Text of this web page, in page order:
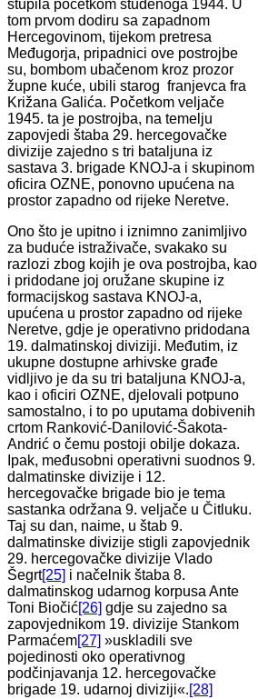
stupila početkom studenoga 1944. U
tom prvom dodiru sa zapadnom
Hercegovinom, tijekom pretresa
Međugorja, pripadnici ove postrojbe
su, bombom ubačenom kroz prozor
župne kuće, ubili starog franjevca fra
Križana Galića. Početkom veljače
1945. ta je postrojba, na temelju
zapovjedi štaba 29. hercegovačke
divizije zajedno s tri bataljuna iz
sastava 3. brigade KNOJ-a i skupinom
oficira OZNE, ponovno upućena na
prostor zapadno od rijeke Neretve.
Ono što je upitno i iznimno zanimljivo
za buduće istraživače, svakako su
razlozi zbog kojih je ova postrojba, kao
i pridodane joj oružane skupine iz
formacijskog sastava KNOJ-a,
upućena u prostor zapadno od rijeke
Neretve, gdje je operativno pridodana
19. dalmatinskoj diviziji. Međutim, iz
ukupne dostupne arhivske građe
vidljivo je da su tri bataljuna KNOJ-a,
kao i oficiri OZNE, djelovali potpuno
samostalno, i to po uputama dobivenih
crtom Ranković-Danilović-Šakota-
Andrić o čemu postoji obilje dokaza.
Ipak, međusobni operativni suodnos 9.
dalmatinske divizije i 12.
hercegovačke brigade bio je tema
sastanka održana 9. veljače u Čitluku.
Taj su dan, naime, u štab 9.
dalmatinske divizije stigli zapovjednik
29. hercegovačke divizije Vlado
Šegrt[25] i načelnik štaba 8.
dalmatinskog udarnog korpusa Ante
Toni Biočić[26] gdje su zajedno sa
zapovjednikom 19. divizije Stankom
Parmaćem[27] »uskladili sve
pojedinosti oko operativnog
podčinjavanja 12. hercegovačke
brigade 19. udarnoj diviziji«.[28]